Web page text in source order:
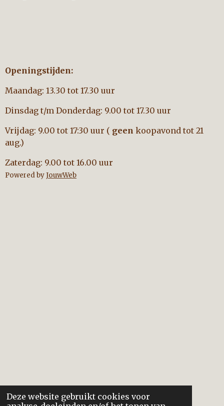
Deze website gebruikt cookies voor
Openingstijden:
Maandag: 13.30 tot 17.30 uur
Dinsdag t/m Donderdag: 9.00 tot 17.30 uur
Vrijdag: 9.00 tot 17:30 uur ( geen koopavond tot 21
aug.)
Zaterdag: 9.00 tot 16.00 uur
Powered byJouwWeb